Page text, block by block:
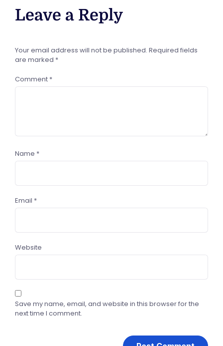
Leave a Reply
Your email address will not be published. Required fields
are marked *
Comment *
Name *
Email *
Website
Save my name, email, and website in this browser for the
next time I comment.